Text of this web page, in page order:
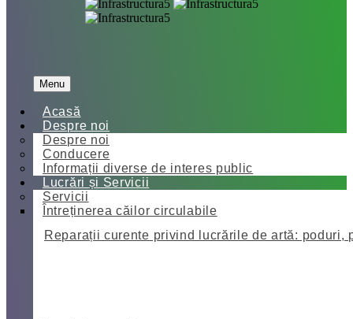
Menu
Acasă
Despre noi
Despre noi
Conducere
Informații diverse de interes public
Lucrări și Servicii
Servicii
Întreținerea căilor circulabile
Reparații curente privind lucrările de artă: poduri,